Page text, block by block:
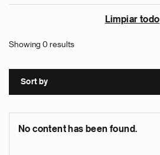
Limpiar todo
Showing 0 results
Sort by
No content has been found.